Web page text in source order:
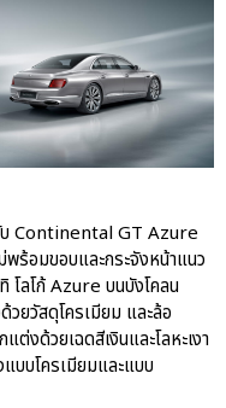
Continental GT Azure
ร้อมขอบและกระจังหน้าแนว
โลโก้ Azure บนบังโคลน
วยวัสดุโครเมียม และล้อ
งด้วยเฉดสีเงินและโลหะเงา
บบโครเมียมและแบบ